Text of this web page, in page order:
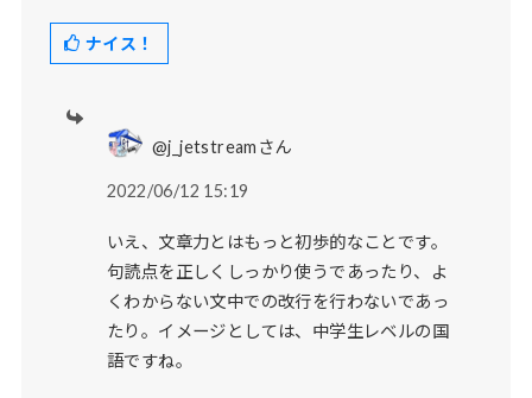
ナイス！
@j_jetstreamさん
2022/06/12 15:19
いえ、文章力とはもっと初歩的なことです。
句読点を正しくしっかり使うであったり、よ
くわからない文中での改行を行わないであっ
たり。イメージとしては、中学生レベルの国
語ですね。